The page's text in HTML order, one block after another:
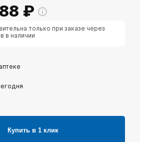
₽
только при заказе через
в наличии
Купить в 1 клик